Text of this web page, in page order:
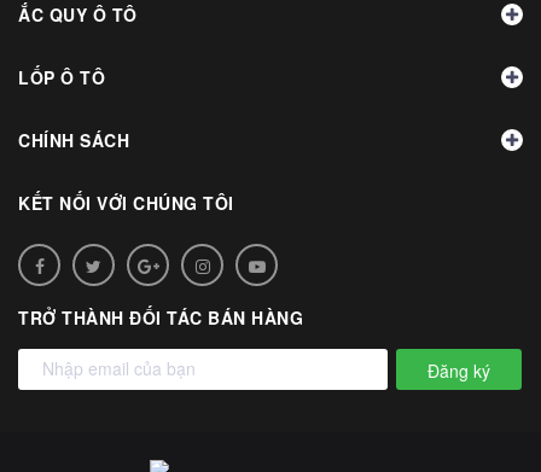
ẮC QUY Ô TÔ
LỐP Ô TÔ
CHÍNH SÁCH
KẾT NỐI VỚI CHÚNG TÔI
TRỞ THÀNH ĐỐI TÁC BÁN HÀNG
Đăng ký